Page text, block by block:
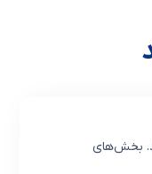
بخش‌های